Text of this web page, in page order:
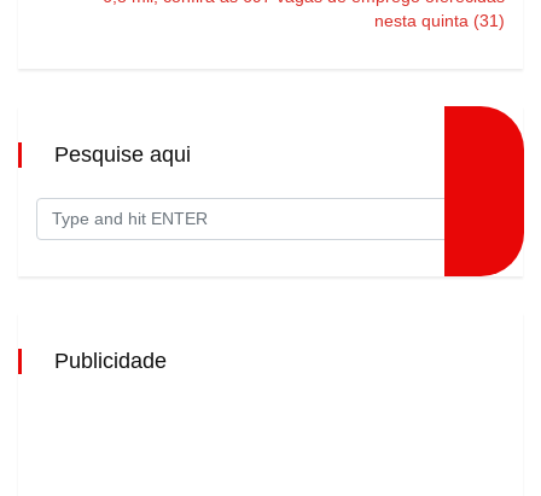
nesta quinta (31)
Pesquise aqui
Publicidade